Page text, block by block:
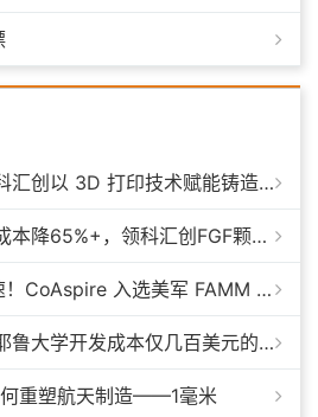
聚焦山东铸造展｜领科汇创以 3D 打印技术赋能铸造模具革新
日产上百公斤，材料成本降65%+，领科汇创FGF颗粒料3D打印机
3D 打印军工落地加速！CoAspire 入选美军 FAMM 导弹项目，RAACM 巡航导弹依托增材制造推进量产
六只手，六种用途：耶鲁大学开发成本仅几百美元的3D打印多功能假肢套装
重塑航天制造——1毫米